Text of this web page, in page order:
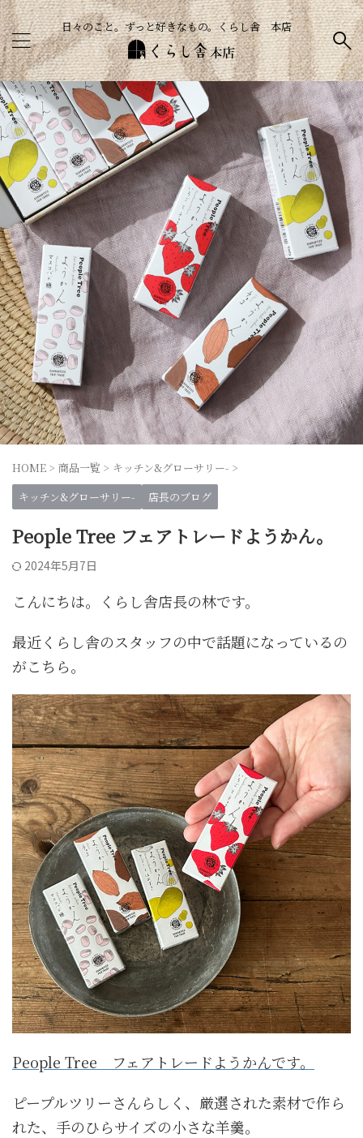
日々のこと。ずっと好きなもの。くらし舎 本店
HOME > 商品一覧 > キッチン&グローサリー- >
キッチン&グローサリー-
店長のブログ
People Tree フェアトレードようかん。
2024年5月7日
こんにちは。くらし舎店長の林です。
最近くらし舎のスタッフの中で話題になっているの
がこちら。
People Tree フェアトレードようかんです。
ピープルツリーさんらしく、厳選された素材で作ら
れた、手のひらサイズの小さな羊羹。